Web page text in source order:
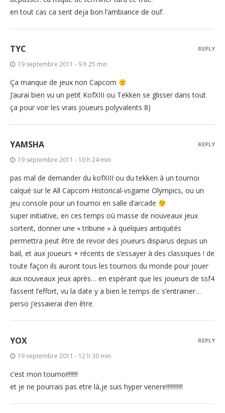
en tout cas ca sent deja bon l’ambiance de ouf.
TYC
19 septembre 2011 - 9 h 25 min
Ça manque de jeux non Capcom
J’aurai bien vu un petit KofXIII ou Tekken se glisser dans tout
ça pour voir les vrais joueurs polyvalents 8)
REPLY
YAMSHA
19 septembre 2011 - 10 h 24 min
pas mal de demander du kofXIII ou du tekken à un tournoi
calqué sur le All Capcom Historical-vsgame Olympics, ou un
jeu console pour un tournoi en salle d’arcade
super initiative, en ces temps où masse de nouveaux jeux
sortent, donner une « tribune » à quelques antiquités
permettra peut être de revoir des joueurs disparus depuis un
bail, et aux joueurs + récents de s’essayer à des classiques ! de
toute façon ils auront tous les tournois du monde pour jouer
aux nouveaux jeux après… en espérant que les joueurs de ssf4
fassent l’effort, vu la date y a bien le temps de s’entrainer…
perso j’essaierai d’en être.
REPLY
YOX
19 septembre 2011 - 12 h 30 min
c’est mon tournoi!!!!!!!
et je ne pourrais pas etre là,je suis hyper venere!!!!!!!!!!!
REPLY